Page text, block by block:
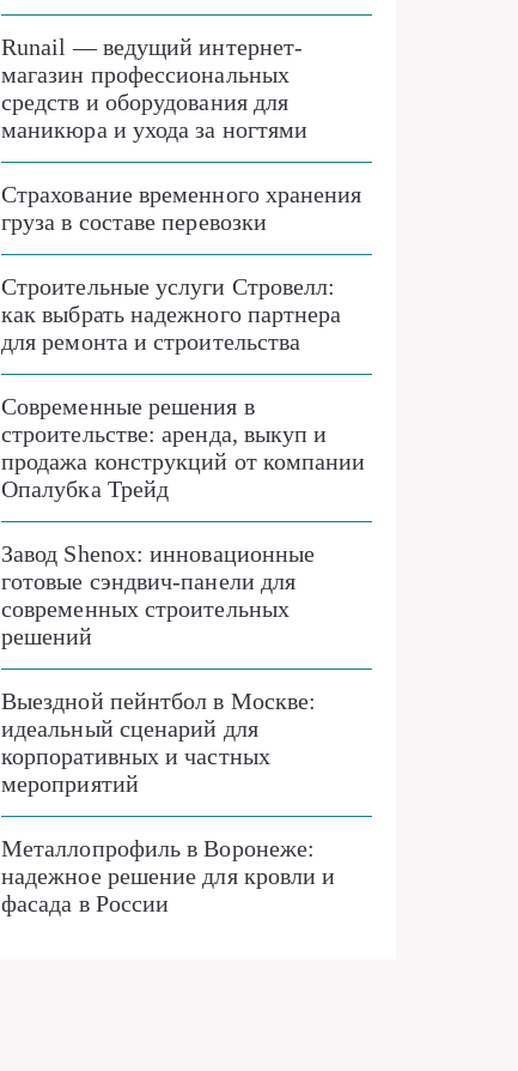
Runail — ведущий интернет-
магазин профессиональных
средств и оборудования для
маникюра и ухода за ногтями
Страхование временного хранения
груза в составе перевозки
Строительные услуги Стровелл:
как выбрать надежного партнера
для ремонта и строительства
Современные решения в
строительстве: аренда, выкуп и
продажа конструкций от компании
Опалубка Трейд
Завод Shenox: инновационные
готовые сэндвич-панели для
современных строительных
решений
Выездной пейнтбол в Москве:
идеальный сценарий для
корпоративных и частных
мероприятий
Металлопрофиль в Воронеже:
надежное решение для кровли и
фасада в России